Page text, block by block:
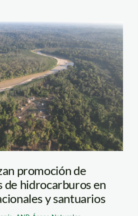
santa-rey
perez
promoción de
de hidrocarburos en
y santuarios